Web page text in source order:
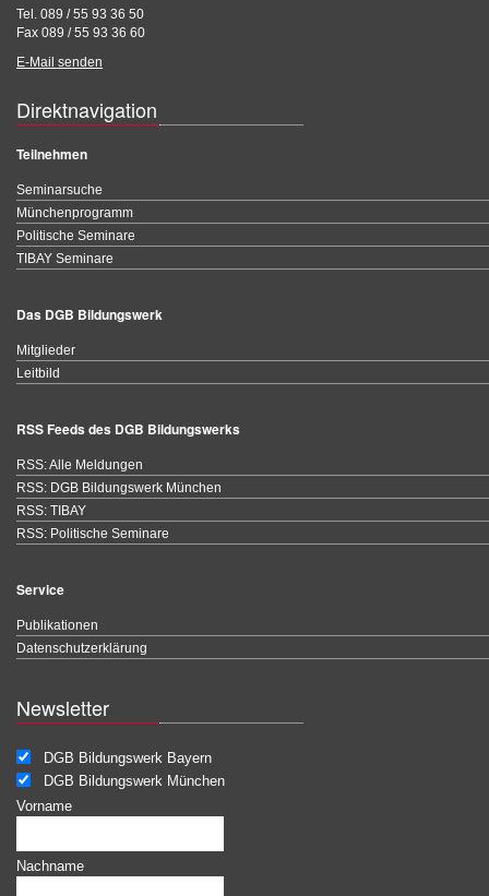
Tel. 089 / 55 93 36 50
Fax 089 / 55 93 36 60
E-Mail senden
Direktnavigation
Teilnehmen
Seminarsuche
Münchenprogramm
Politische Seminare
TIBAY Seminare
Das DGB Bildungswerk
Mitglieder
Leitbild
RSS Feeds des DGB Bildungswerks
RSS: Alle Meldungen
RSS: DGB Bildungswerk München
RSS: TIBAY
RSS: Politische Seminare
Service
Publikationen
Datenschutzerklärung
Newsletter
DGB Bildungswerk Bayern
DGB Bildungswerk München
Vorname
Nachname